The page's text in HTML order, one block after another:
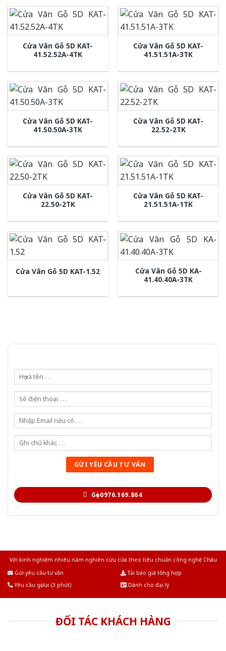
Cửa Vân Gỗ 5D KAT-
41.52.52A-4TK
Cửa Vân Gỗ 5D KAT-
41.51.51A-3TK
Cửa Vân Gỗ 5D KAT-
41.50.50A-3TK
Cửa Vân Gỗ 5D KAT-
22.52-2TK
Cửa Vân Gỗ 5D KAT-
22.50-2TK
Cửa Vân Gỗ 5D KAT-
21.51.51A-1TK
Cửa Vân Gỗ 5D KAT-1.52
Cửa Vân Gỗ 5D KA-
41.40.40A-3TK
Gọi 0976.169.864
Với kinh nghiệm nhiêu năm nghiên cứu cửa theo tiêu chuẩn công nghệ Châu
Gửi yêu cầu tư vấn
Tải báo giá tổng hợp
Yêu cầu gọi lại (3 phút)
Dành cho đại lý
ĐỐI TÁC KHÁCH HÀNG